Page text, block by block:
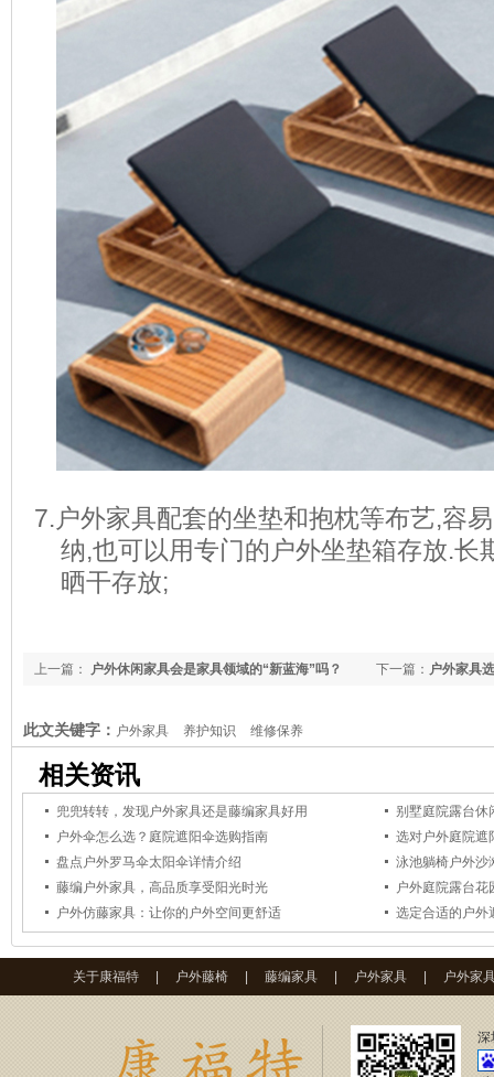
7. 户外家具配套的坐垫和抱枕等布艺,容
纳,也可以用专门的户外坐垫箱存放.长
晒干存放;
下一篇： 户外家具
上一篇： 户外休闲家具会是家具领域的“新蓝海”吗？
此文关键字： 户外家具 养护知识 维修保养
相关资讯
兜兜转转，发现户外家具还是藤编家具好用
别墅庭院露台休
户外伞怎么选？庭院遮阳伞选购指南
选对户外庭院遮
盘点户外罗马伞太阳伞详情介绍
泳池躺椅户外沙
藤编户外家具，高品质享受阳光时光
户外庭院露台
户外仿藤家具：让你的户外空间更舒适
关于康福特 户外藤椅 藤编家具 户外家具 户外家
深